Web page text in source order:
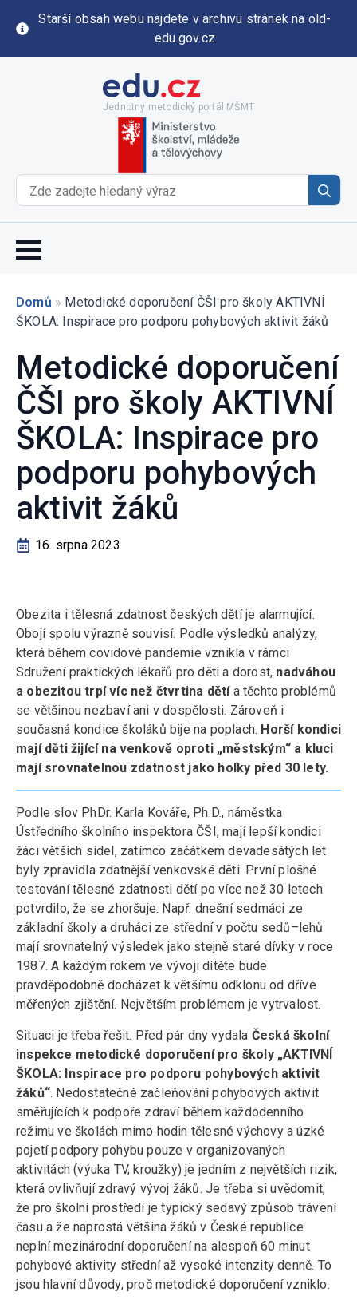
Starší obsah webu najdete v archivu stránek na old-
edu.gov.cz
Jednotný metodický portál MŠMT
for:
Domů » Metodické doporučení ČŠI pro školy AKTIVNÍ
ŠKOLA: Inspirace pro podporu pohybových aktivit žáků
Metodické doporučení
ČŠI pro školy AKTIVNÍ
ŠKOLA: Inspirace pro
podporu pohybových
aktivit žáků
16. srpna 2023
Obezita i tělesná zdatnost českých dětí je alarmující.
Obojí spolu výrazně souvisí. Podle výsledků analýzy,
která během covidové pandemie vznikla v rámci
Sdružení praktických lékařů pro děti a dorost, nadváhou
a obezitou trpí víc než čtvrtina dětía těchto problémů
se většinou nezbaví ani v dospělosti. Zároveň i
současná kondice školáků bije na poplach. Horší kondici
mají děti žijící na venkově oproti „městským“ a kluci
mají srovnatelnou zdatnost jako holky před 30 lety.
Podle slov PhDr. Karla Kováře, Ph.D., náměstka
Ústředního školního inspektora ČŠI, mají lepší kondici
žáci větších sídel, zatímco začátkem devadesátých let
byly zpravidla zdatnější venkovské děti. První plošné
testování tělesné zdatnosti dětí po více než 30 letech
potvrdilo, že se zhoršuje. Např. dnešní sedmáci ze
základní školy a druháci ze střední v počtu sedů–lehů
mají srovnatelný výsledek jako stejně staré dívky v roce
1987. A každým rokem ve vývoji dítěte bude
pravděpodobně docházet k většímu odklonu od dříve
měřených zjištění. Největším problémem je vytrvalost.
Situaci je třeba řešit. Před pár dny vydala Česká školní
inspekce metodické doporučení pro školy „AKTIVNÍ
ŠKOLA: Inspirace pro podporu pohybových aktivit
žáků“. Nedostatečné začleňování pohybových aktivit
směřujících k podpoře zdraví během každodenního
režimu ve školách mimo hodin tělesné výchovy a úzké
pojetí podpory pohybu pouze v organizovaných
aktivitách (výuka TV, kroužky) je jedním z největších rizik,
která ovlivňují zdravý vývoj žáků. Je třeba si uvědomit,
že pro školní prostředí je typický sedavý způsob trávení
času a že naprostá většina žáků v České republice
neplní mezinárodní doporučení na alespoň 60 minut
pohybové aktivity střední až vysoké intenzity denně. To
jsou hlavní důvody, proč metodické doporučení vzniklo.